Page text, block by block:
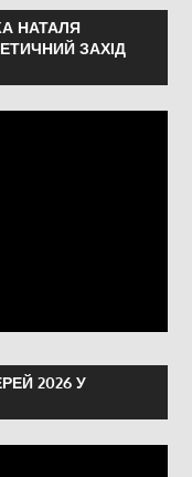
НАТАЛЯ
ЗАХІД
2026 У